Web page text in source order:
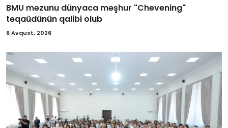
BMU məzunu dünyaca məşhur "Chevening"
təqaüdünün qalibi olub
6 Avqust, 2026